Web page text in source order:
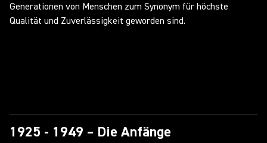
Generationen von Menschen zum Synonym für höchste
Qualität und Zuverlässigkeit geworden sind.
1925 - 1949 – Die Anfänge